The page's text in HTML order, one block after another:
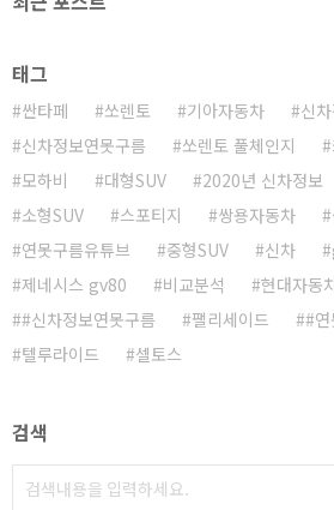
태그
싼타페 쏘렌토 기아자동차 신
신차정보연못구름
쏘렌토 풀체인지
모하비
대형SUV 2020년 신차정보
소형SUV
스포티지 쌍용자동차
연못구름유튜브
중형SUV 신차
제네시스 gv80
비교분석 현대자동
#신차정보연못구름
팰리세이드
#연
텔루라이드
셀토스
검색